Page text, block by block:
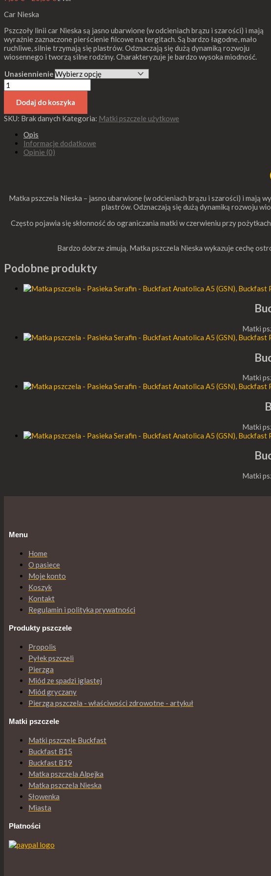
Car Nieska
Pszczoły linii car Nieska są jasno ubarwione (w odcieniach brązu i szarości) i mają
wyraźnie zaznaczone pierścienie filcowe na tergitach. Są bardzo łagodne, mało
ruchliwe, silnie trzymają się plastrów. Odznaczają się dużą dynamiką rozwoju
wiosennego i tworzą silne rodziny. Charakteryzuje je bardzo wysoka miodność.
Unasiennienie
Dodaj do koszyka
SKU: Brak danych Kategoria: Matki pszczele użytkowe
Opis
Informacje dodatkowe
Opinie (0)
Matka pszczela Nieska – jasno ubarwione (w odcieniach brązu i szarości) i mają
plastrów. Odznaczają się dużą dynamiką rozwoju
Często pojawia się skłonność do ograniczania matki w czerwieniu przy
Bardzo dobrze zimują. Matka pszczela Nieska wykazuje cechę
Podobne produkty
Matki
Matki
Matki
Matki
Menu
Home
O pasiece
Moje konto
Koszyk
Kontakt
Regulamin i polityka prywatności
Produkty pszczele
Propolis
Pyłek pszczeli
Pierzga
Miód ze spadzi iglastej
Miód gryczany
Pierzga pszczela - właściwości zdrowotne - artykuł
Matki pszczele
Matki pszczele Buckfast
Buckfast B15
Buckfast B19
Matka pszczela Alpejka
Matka pszczela Nieska
Słowenka
Miasta
Płatności